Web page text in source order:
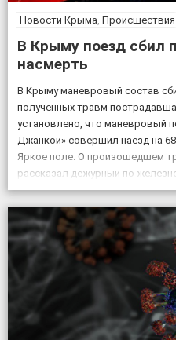
Новости Крыма, Происшествия
В Крыму поезд сбил
насмерть
В Крыму маневровый состав
полученных травм
установлено, что маневровый
Джанкой» совершил наезд на
Яркое поле. О произошедшем
рассказал дежурный по
«Кировская». «Женщина
пути в установленном для
подаваемые машинистом, […]